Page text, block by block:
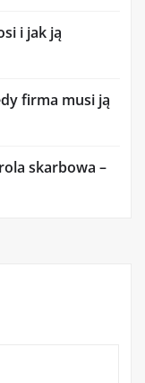
i jak ją
firma musi ją
skarbowa –